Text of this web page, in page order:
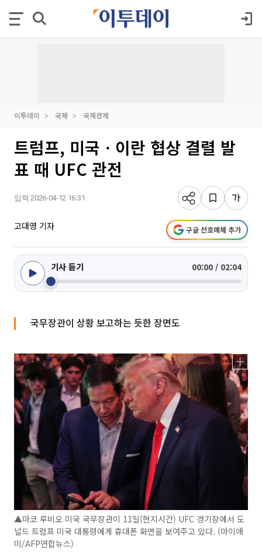
이투데이 국제 국제경제
트럼프, 미국ㆍ이란 협상 결렬 발
표 때 UFC 관전
입력 2026-04-12 16:31
고대영 기자 구글 선호매체 추가
기사 듣기 00:00 / 02:04
국무장관이 상황 보고하는 듯한 장면도
▲마코 루비오 미국 국무장관이 11일(현지시간) UFC 경기장에서 도
널드 트럼프 미국 대통령에게 휴대폰 화면을 보여주고 있다. (마이애
미/AFP연합뉴스)